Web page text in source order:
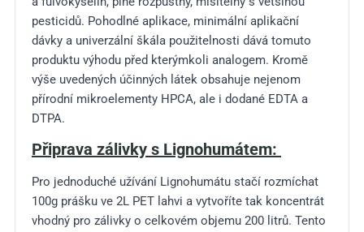
pesticidů. Pohodlné aplikace, minimální aplikační
dávky a univerzální škála použitelnosti dává tomuto
produktu výhodu před kterýmkoli analogem. Kromě
výše uvedených účinných látek obsahuje nejenom
přírodní mikroelementy HPCA, ale i dodané EDTA a
DTPA.
Připrava zálivky s Lignohumátem:
Pro jednoduché užívání Lignohumátu stačí rozmíchat
100g prášku ve 2L PET lahvi a vytvoříte tak koncentrát
vhodný pro zálivky o celkovém objemu 200 litrů. Tento